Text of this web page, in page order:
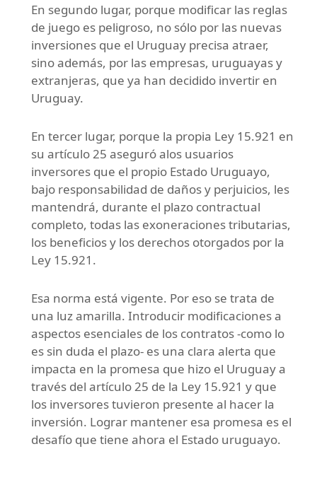
En segundo lugar, porque modificar las reglas
de juego es peligroso, no sólo por las nuevas
inversiones que el Uruguay precisa atraer,
sino además, por las empresas, uruguayas y
extranjeras, que ya han decidido invertir en
Uruguay.
En tercer lugar, porque la propia Ley 15.921 en
su artículo 25 aseguró alos usuarios
inversores que el propio Estado Uruguayo,
bajo responsabilidad de daños y perjuicios, les
mantendrá, durante el plazo contractual
completo, todas las exoneraciones tributarias,
los beneficios y los derechos otorgados por la
Ley 15.921.
Esa norma está vigente. Por eso se trata de
una luz amarilla. Introducir modificaciones a
aspectos esenciales de los contratos -como lo
es sin duda el plazo- es una clara alerta que
impacta en la promesa que hizo el Uruguay a
través del artículo 25 de la Ley 15.921 y que
los inversores tuvieron presente al hacer la
inversión. Lograr mantener esa promesa es el
desafío que tiene ahora el Estado uruguayo.